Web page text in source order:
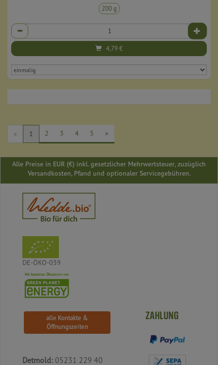
200 g
Anzahl
4,79€
« 1 2 3 4 5 »
Alle Preise in EUR (€) inkl. gesetzlicher Mehrwertsteuer, zuzüglich
Versandkosten, Pfand und optionaler Servicegebühren.
DE-ÖKO-039
alle Kontakte &
Öffnungszeiten
Detmold: 05231 229 40
ZAHLUNG